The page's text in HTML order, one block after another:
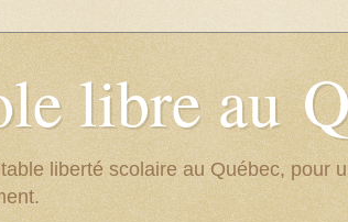
libre au
liberté scolaire au Québec, pour